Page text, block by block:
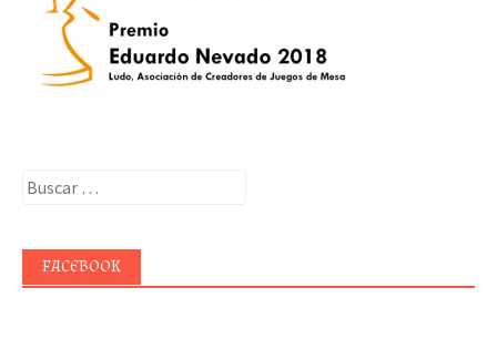
Buscar:
FACEBOOK